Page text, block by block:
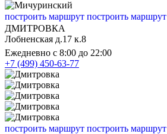
построить маршрут построить маршрут
ДМИТРОВКА
Лобненская д.17 к.8
Ежедневно с 8:00 до 22:00
+7 (499) 450-63-77
построить маршрут построить маршрут